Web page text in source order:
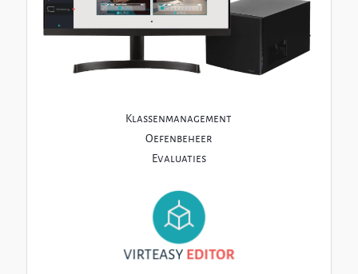
Klassenmanagement
Oefenbeheer
Evaluaties